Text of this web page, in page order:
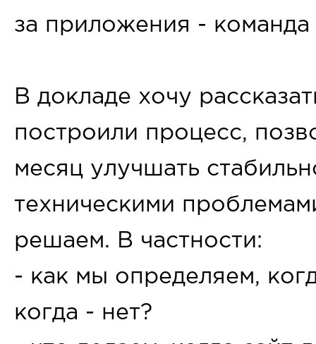
за приложения - команда
В докладе хочу
построили процесс,
месяц улучшать
техническими
решаем. В частности:
- как мы определяем,
когда - нет?